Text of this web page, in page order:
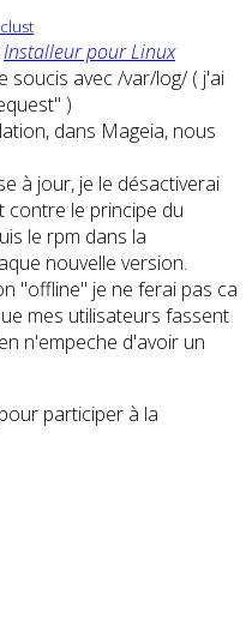
Installeur pour Linux
soucis avec /var/log/ ( j'ai
)
dans Mageia, nous
à jour, je le désactiverai
contre le principe du
le rpm dans la
nouvelle version.
"offline" je ne ferai pas ca
mes utilisateurs fassent
n'empeche d'avoir un
pour participer à la